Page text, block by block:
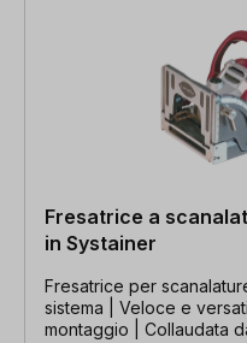
Fresatrice a
in Systainer
Fresatrice per
sistema | Veloce e
montaggio | Collaudata